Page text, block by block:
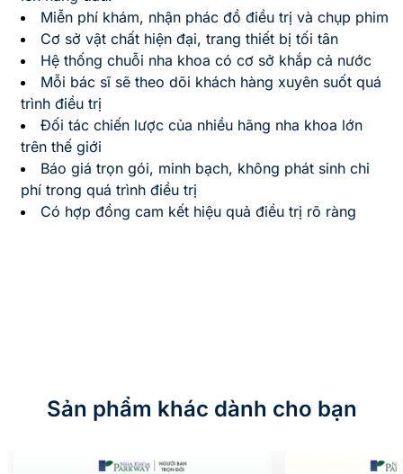
Miễn phí khám, nhận phác đồ điều trị và chụp phim
Cơ sở vật chất hiện đại, trang thiết bị tối tân
Hệ thống chuỗi nha khoa có cơ sở khắp cả nước
Mỗi bác sĩ sẽ theo dõi khách hàng xuyên suốt quá
trình điều trị
Đối tác chiến lược của nhiều hãng nha khoa lớn
trên thế giới
Báo giá trọn gói, minh bạch, không phát sinh chi
phí trong quá trình điều trị
Có hợp đồng cam kết hiệu quả điều trị rõ ràng
Sản phẩm khác dành cho bạn